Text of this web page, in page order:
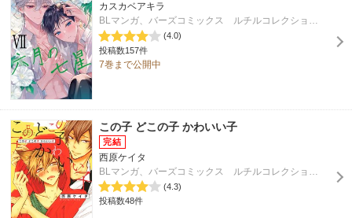
カスカベアキラ
BLマンガ、バーズコミックス ルチルコレクション / Rutile
(4.0)
投稿数157件
7巻まで公開中
この子 どこの子 かわいい子
西原ケイタ
BLマンガ、バーズコミックス ルチルコレクション / Rutile
(4.3)
投稿数48件